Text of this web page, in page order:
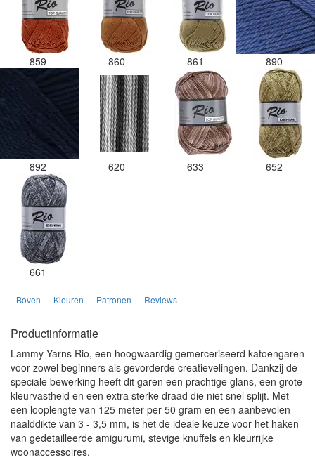
859 860 861 890
892 620 633 652
661
Boven Kleuren Patronen Reviews
Productinformatie
Lammy Yarns Rio, een hoogwaardig gemerceriseerd katoengaren
voor zowel beginners als gevorderde creatievelingen. Dankzij de
speciale bewerking heeft dit garen een prachtige glans, een grote
kleurvastheid en een extra sterke draad die niet snel splijt. Met
een looplengte van 125 meter per 50 gram en een aanbevolen
naalddikte van 3 - 3,5 mm, is het de ideale keuze voor het haken
van gedetailleerde amigurumi, stevige knuffels en kleurrijke
woonaccessoires.